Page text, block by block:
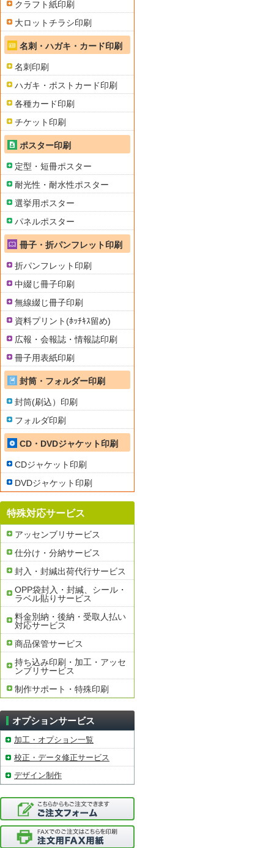
クラフト紙印刷
大ロットチラシ印刷
名刺・ハガキ・カード印刷
名刺印刷
ハガキ・ポストカード印刷
各種カード印刷
チケット印刷
ポスター印刷
定型・短冊ポスター
耐光性・耐水性ポスター
選挙用ポスター
パネルポスター
冊子・折パンフレット印刷
折パンフレット印刷
中綴じ冊子印刷
無線綴じ冊子印刷
資料プリント(ﾎｯﾁｷｽ留め)
広報・会報誌・情報誌印刷
冊子用表紙印刷
封筒・フォルダー印刷
封筒(刷込）印刷
フォルダ印刷
CD・DVDジャケット印刷
CDジャケット印刷
DVDジャケット印刷
特殊対応サービス
アッセンブリサービス
仕分け・分納サービス
封入・封緘出荷代行サービス
OPP袋封入・封緘、シール・
ラベル貼りサービス
料金別納・後納・受取人払い
対応サービス
商品保管サービス
持ち込み印刷・加工・アッセ
ンブリサービス
制作サポート・特殊印刷
オプションサービス
加工・オプション一覧
校正・データ修正サービス
デザイン制作